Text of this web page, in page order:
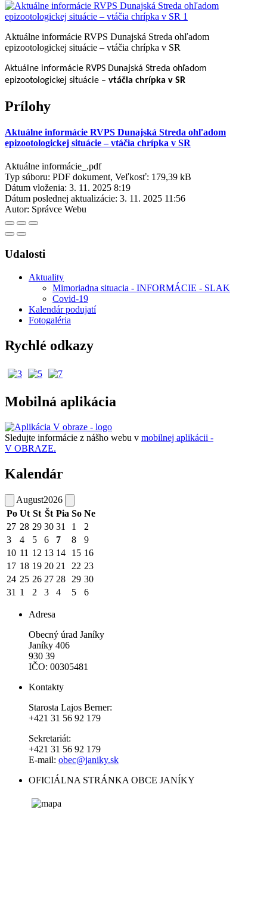
Aktuálne informácie RVPS Dunajská Streda ohľadom
epizootologickej situácie – vtáčia chrípka v SR
Aktuálne informácie RVPS Dunajská Streda ohľadom
epizootologickej situácie – vtáčia chrípka v SR
Prílohy
Aktuálne informácie RVPS Dunajská Streda ohľadom
epizootologickej situácie – vtáčia chrípka v SR
Aktuálne informácie_.pdf
Typ súboru: PDF dokument, Veľkosť: 179,39 kB
Dátum vloženia: 3. 11. 2025 8:19
Dátum poslednej aktualizácie: 3. 11. 2025 11:56
Autor: Správce Webu
Udalosti
Aktuality
Mimoriadna situacia - INFORMÁCIE - SLAK
Covid-19
Kalendár podujatí
Fotogaléria
Rychlé odkazy
Mobilná aplikácia
Sledujte informácie z nášho webu v mobilnej aplikácii -
V OBRAZE.
Kalendár
August2026
Po Ut St Št Pia So Ne
27 28 29 30 31 1
2
3
4 5 6 7 8
9
10 11 12 13 14 15 16
17 18 19 20 21 22 23
24 25 26 27 28 29 30
31 1 2 3 4 5 6
Adresa
Obecný úrad Janíky
Janíky 406
930 39
IČO: 00305481
Kontakty
Starosta Lajos Berner:
+421 31 56 92 179
Sekretariát:
+421 31 56 92 179
E-mail: obec@janiky.sk
OFICIÁLNA STRÁNKA OBCE JANÍKY